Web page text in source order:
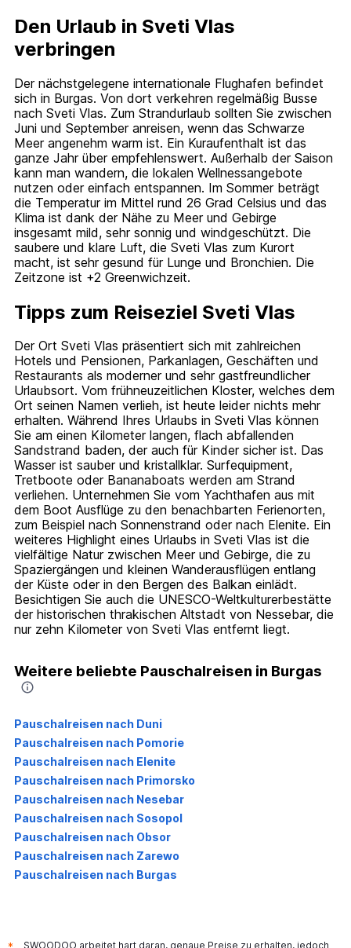
Den Urlaub in Sveti Vlas
verbringen
Der nächstgelegene internationale Flughafen befindet
sich in Burgas. Von dort verkehren regelmäßig Busse
nach Sveti Vlas. Zum Strandurlaub sollten Sie zwischen
Juni und September anreisen, wenn das Schwarze
Meer angenehm warm ist. Ein Kuraufenthalt ist das
ganze Jahr über empfehlenswert. Außerhalb der Saison
kann man wandern, die lokalen Wellnessangebote
nutzen oder einfach entspannen. Im Sommer beträgt
die Temperatur im Mittel rund 26 Grad Celsius und das
Klima ist dank der Nähe zu Meer und Gebirge
insgesamt mild, sehr sonnig und windgeschützt. Die
saubere und klare Luft, die Sveti Vlas zum Kurort
macht, ist sehr gesund für Lunge und Bronchien. Die
Zeitzone ist +2 Greenwichzeit.
Tipps zum Reiseziel Sveti Vlas
Der Ort Sveti Vlas präsentiert sich mit zahlreichen
Hotels und Pensionen, Parkanlagen, Geschäften und
Restaurants als moderner und sehr gastfreundlicher
Urlaubsort. Vom frühneuzeitlichen Kloster, welches dem
Ort seinen Namen verlieh, ist heute leider nichts mehr
erhalten. Während Ihres Urlaubs in Sveti Vlas können
Sie am einen Kilometer langen, flach abfallenden
Sandstrand baden, der auch für Kinder sicher ist. Das
Wasser ist sauber und kristallklar. Surfequipment,
Tretboote oder Bananaboats werden am Strand
verliehen. Unternehmen Sie vom Yachthafen aus mit
dem Boot Ausflüge zu den benachbarten Ferienorten,
zum Beispiel nach Sonnenstrand oder nach Elenite. Ein
weiteres Highlight eines Urlaubs in Sveti Vlas ist die
vielfältige Natur zwischen Meer und Gebirge, die zu
Spaziergängen und kleinen Wanderausflügen entlang
der Küste oder in den Bergen des Balkan einlädt.
Besichtigen Sie auch die UNESCO-Weltkulturerbestätte
der historischen thrakischen Altstadt von Nessebar, die
nur zehn Kilometer von Sveti Vlas entfernt liegt.
Weitere beliebte Pauschalreisen in Burgas
Pauschalreisen nach Duni
Pauschalreisen nach Pomorie
Pauschalreisen nach Elenite
Pauschalreisen nach Primorsko
Pauschalreisen nach Nesebar
Pauschalreisen nach Sosopol
Pauschalreisen nach Obsor
Pauschalreisen nach Zarewo
Pauschalreisen nach Burgas
SWOODOO arbeitet hart daran, genaue Preise zu erhalten, jedoch